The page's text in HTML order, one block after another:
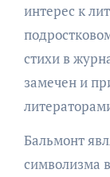
интерес к
стихи в
замечен и
Бальмонт
символизма